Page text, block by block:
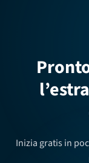
Inizia gratis in